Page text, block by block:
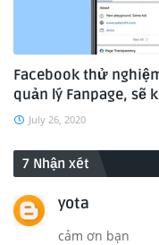
Facebook thử
quản lý Fanpage, sẽ
July 26, 2020
7 Nhận xét
yota
cảm ơn bạn